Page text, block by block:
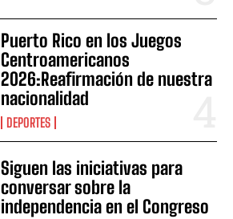
Puerto Rico en los Juegos
Centroamericanos
2026:Reafirmación de nuestra
nacionalidad
DEPORTES
Siguen las iniciativas para
conversar sobre la
independencia en el Congreso